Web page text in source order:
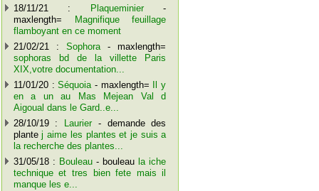
18/11/21 : Plaqueminier-
maxlength=
Magnifique feuillage
flamboyant en ce moment
21/02/21 : Sophora- maxlength=
sophoras bd de la villette Paris
XIX,votre documentation...
11/01/20 :Séquoia- maxlength=
Il y
en a un au Mas Mejean Val d
Aigoual dans le Gard..e...
28/10/19 :
Laurier- demande des
plantej aime les plantes et je suis a
la recherche des plantes...
31/05/18 : Bouleau- bouleau la iche
technique et tres bien fete mais il
manque les e...